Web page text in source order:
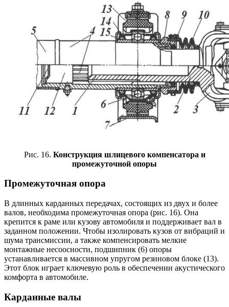
Рис. 16. Конструкция шлицевого компенсатора и
промежуточной опоры
Промежуточная опора
В длинных карданных передачах, состоящих из двух и более
валов, необходима промежуточная опора (рис. 16). Она
крепится к раме или кузову автомобиля и поддерживает вал в
заданном положении. Чтобы изолировать кузов от вибраций и
шума трансмиссии, а также компенсировать мелкие
монтажные несоосности, подшипник (6) опоры
устанавливается в массивном упругом резиновом блоке (13).
Этот блок играет ключевую роль в обеспечении акустического
комфорта в автомобиле.
Карданные валы